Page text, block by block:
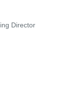
Director